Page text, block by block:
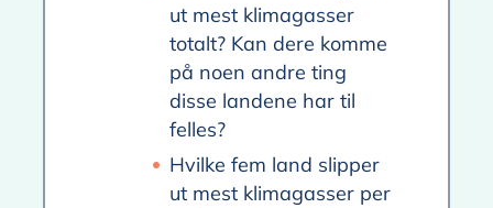
ut mest klimagasser
totalt? Kan dere komme
på noen andre ting
disse landene har til
felles?
Hvilke fem land slipper
ut mest klimagasser per